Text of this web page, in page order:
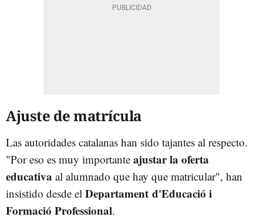
Ajuste de matrícula
Las autoridades catalanas han sido tajantes al respecto.
"Por eso es muy importante ajustar la oferta
educativa al alumnado que hay que matricular", han
insistido desde el Departament d'Educació i
Formació Professional.